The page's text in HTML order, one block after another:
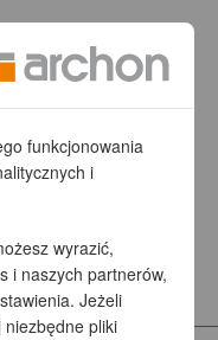
funkcjonowania
i
wyrazić,
i naszych partnerów,
Jeżeli
niezbędne pliki